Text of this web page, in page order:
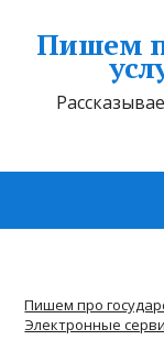
Пишем
Пишем про
Электронные